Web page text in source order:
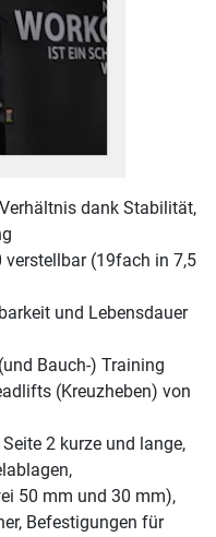
dank Stabilität,
(19fach in 7,5
und Lebensdauer
Bauch-) Training
(Kreuzheben) von
2 kurze und lange,
50 mm und 30 mm),
Befestigungen für